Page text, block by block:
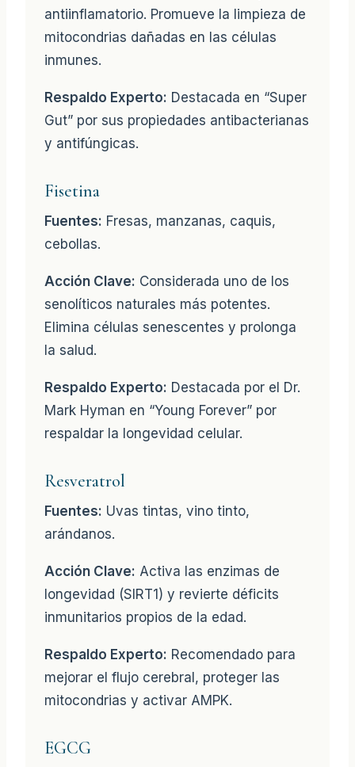
antiinflamatorio. Promueve la limpieza de
mitocondrias dañadas en las células
inmunes.
Respaldo Experto: Destacada en “Super
Gut” por sus propiedades antibacterianas
y antifúngicas.
Fisetina
Fuentes: Fresas, manzanas, caquis,
cebollas.
Acción Clave: Considerada uno de los
senolíticos naturales más potentes.
Elimina células senescentes y prolonga
la salud.
Respaldo Experto: Destacada por el Dr.
Mark Hyman en “Young Forever” por
respaldar la longevidad celular.
Resveratrol
Fuentes: Uvas tintas, vino tinto,
arándanos.
Acción Clave: Activa las enzimas de
longevidad (SIRT1) y revierte déficits
inmunitarios propios de la edad.
Respaldo Experto: Recomendado para
mejorar el flujo cerebral, proteger las
mitocondrias y activar AMPK.
EGCG